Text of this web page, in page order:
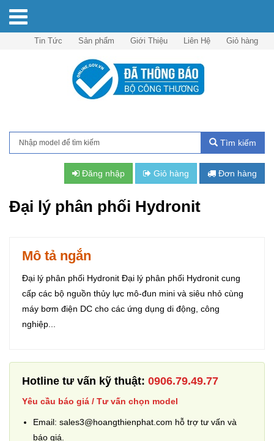
Tin Tức Sản phẩm Giới Thiệu Liên Hệ Giỏ hàng
Tìm kiếm
Đăng nhập Giỏ hàng Đơn hàng
Đại lý phân phối Hydronit
Mô tả ngắn
Đại lý phân phối Hydronit Đại lý phân phối Hydronit cung
cấp các bộ nguồn thủy lực mô-đun mini và siêu nhỏ cùng
máy bơm điện DC cho các ứng dụng di động, công
nghiệp...
Hotline tư vấn kỹ thuật: 0906.79.49.77
Yêu cầu báo giá / Tư vấn chọn model
Email: sales3@hoangthienphat.com hỗ trợ tư vấn và
báo giá.